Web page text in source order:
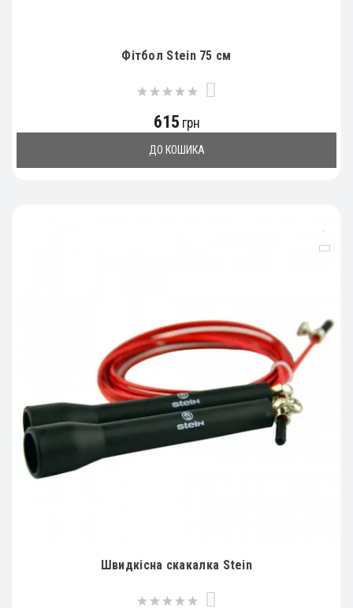
Фітбол Stein 75 см
615 грн
ДО КОШИКА
Швидкісна скакалка Stein